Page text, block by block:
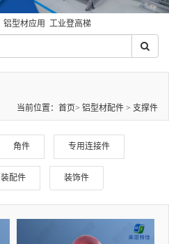
铝型材应用 工业登高梯
当前位置： 首页> 铝型材配件 > 支撑件
角件 专用连接件
装配件 装饰件